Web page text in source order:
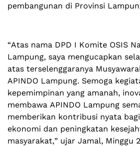
pembangunan di Provinsi
“Atas nama DPD I Komite OSIS
Lampung, saya mengucapkan
atas terselenggaranya
APINDO Lampung. Semoga
kepemimpinan yang amanah,
membawa APINDO Lampung
memberikan kontribusi nyata
ekonomi dan peningkatan
masyarakat,” ujar Jamal, Minggu